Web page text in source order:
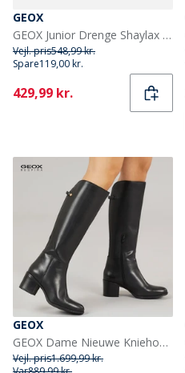
GEOX
GEOX Junior Drenge Shaylax Chelsea Støvler Kaffe/Sort
Vejl. pris548,99 kr.
Spare119,00 kr.
Current
429,99 kr.
GEOX
GEOX Dame Nieuwe Kniehoge Laarzen Zwart
Vejl. pris1.699,99 kr.